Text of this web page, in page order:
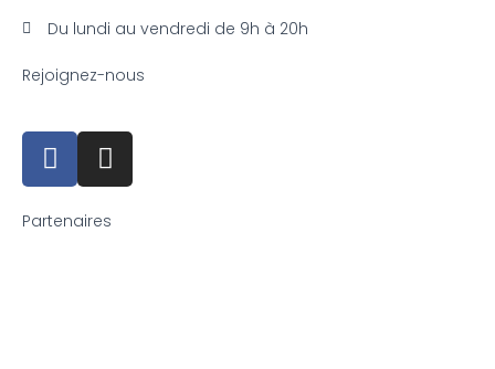
Du lundi au vendredi de 9h à 20h
Rejoignez-nous
Partenaires